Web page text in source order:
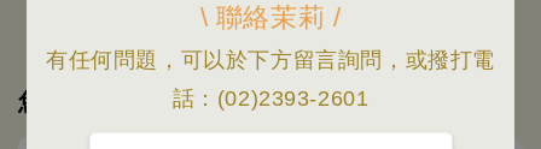
\ 聯絡茉莉 /
有任何問題，可以於下方留言詢問，或撥打電
話：(02)2393-2601
您可能也喜歡